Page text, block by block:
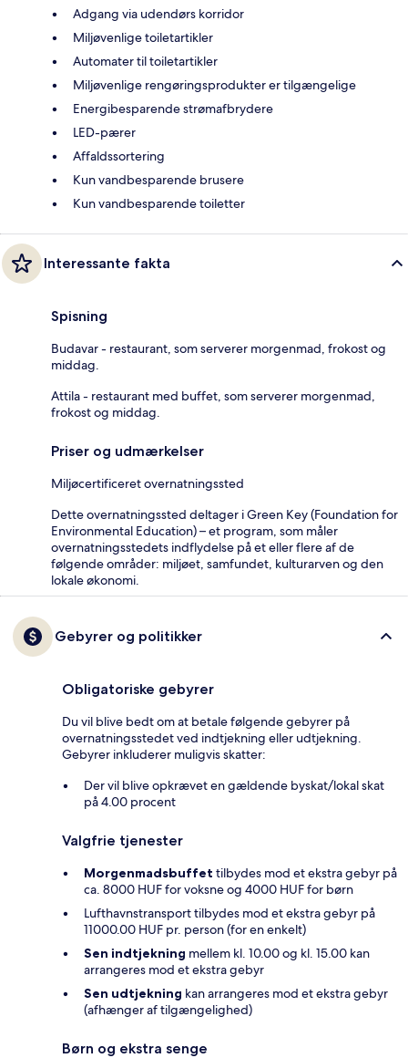
Adgang via udendørs korridor
Miljøvenlige toiletartikler
Automater til toiletartikler
Miljøvenlige rengøringsprodukter er tilgængelige
Energibesparende strømafbrydere
LED-pærer
Affaldssortering
Kun vandbesparende brusere
Kun vandbesparende toiletter
Interessante fakta
Spisning
Budavar - restaurant, som serverer morgenmad, frokost og
middag.
Attila - restaurant med buffet, som serverer morgenmad,
frokost og middag.
Priser og udmærkelser
Miljøcertificeret overnatningssted
Dette overnatningssted deltager i Green Key (Foundation for
Environmental Education) – et program, som måler
overnatningsstedets indflydelse på et eller flere af de
følgende områder: miljøet, samfundet, kulturarven og den
lokale økonomi.
Gebyrer og politikker
Obligatoriske gebyrer
Du vil blive bedt om at betale følgende gebyrer på
overnatningsstedet ved indtjekning eller udtjekning.
Gebyrer inkluderer muligvis skatter:
Der vil blive opkrævet en gældende byskat/lokal skat
på 4.00 procent
Valgfrie tjenester
Morgenmadsbuffet tilbydes mod et ekstra gebyr på
ca. 8000 HUF for voksne og 4000 HUF for børn
Lufthavnstransport tilbydes mod et ekstra gebyr på
11000.00 HUF pr. person (for en enkelt)
Sen indtjekning mellem kl. 10.00 og kl. 15.00 kan
arrangeres mod et ekstra gebyr
Sen udtjekning kan arrangeres mod et ekstra gebyr
(afhænger af tilgængelighed)
Børn og ekstra senge